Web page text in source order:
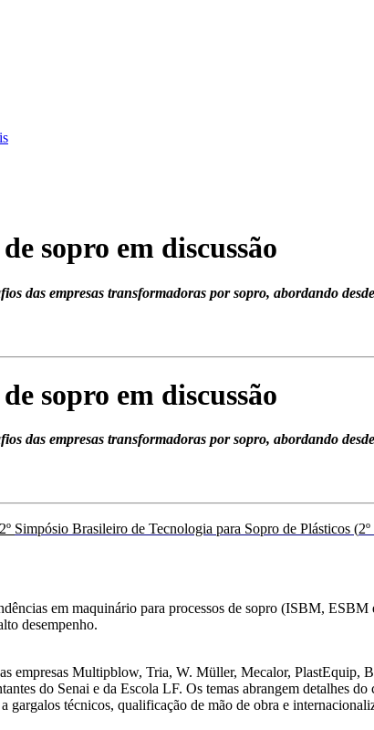
sopro em discussão
das empresas transformadoras por sopro, abordando
sopro em discussão
das empresas transformadoras por sopro, abordando
2º Simpósio Brasileiro de Tecnologia para Sopro de Plásticos (
em maquinário para processos de sopro (ISBM, ESBM
desempenho.
empresas Multipblow, Tria, W. Müller, Mecalor,
do Senai e da Escola LF. Os temas abrangem detalhes
gargalos técnicos, qualificação de mão de obra e